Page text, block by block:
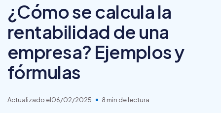
¿Cómo se calcula la
rentabilidad de una
empresa? Ejemplos y
fórmulas
Actualizado el06/02/2025 8 min de lectura